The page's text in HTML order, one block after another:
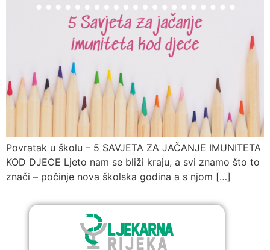
Povratak u školu – 5 SAVJETA ZA JAČANJE IMUNITETA
KOD DJECE Ljeto nam se bliži kraju, a svi znamo što to
znači – počinje nova školska godina a s njom […]